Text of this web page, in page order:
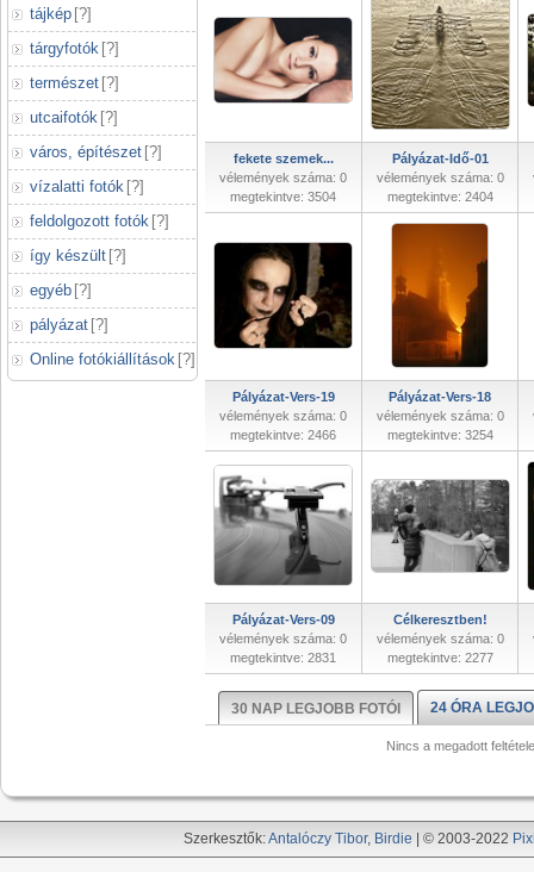
tájkép [?]
tárgyfotók [?]
természet [?]
utcaifotók [?]
város, építészet [?]
vízalatti fotók [?]
feldolgozott fotók [?]
így készült [?]
egyéb [?]
pályázat [?]
Online fotókiállítások [?]
fekete szemek...
vélemények száma: 0
megtekintve: 3504
Pályázat-Idő-01
vélemények száma: 0
megtekintve: 2404
Pályázat-Vers-19
vélemények száma: 0
megtekintve: 2466
Pályázat-Vers-18
vélemények száma: 0
megtekintve: 3254
Pályázat-Vers-09
vélemények száma: 0
megtekintve: 2831
Célkeresztben!
vélemények száma: 0
megtekintve: 2277
30 NAP LEGJOBB FOTÓI 24 ÓRA
Nincs a megadott
Szerkesztők:Antalóczy Tibor, Birdie | © 2003-2022